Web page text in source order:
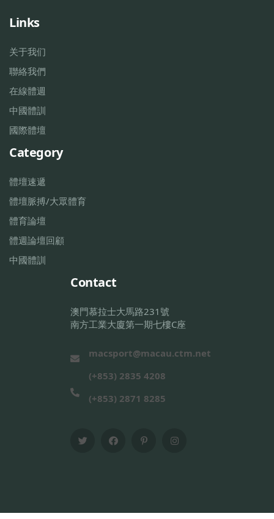
Links
关于我们
聯絡我們
在線體週
中國體訓
國際體壇
Category
體壇速遞
體壇脈搏/大眾體育
體育論壇
體週論壇回顧
中國體訓
Contact
澳門慕拉士大馬路231號
南方工業大廈第一期七樓C座
macsport@macau.ctm.net
(+853) 2835 4208
(+853) 2871 8285